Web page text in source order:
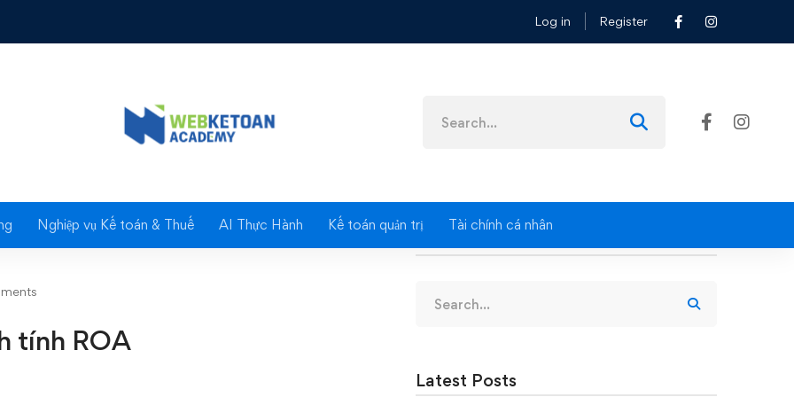
Log in Register
for:
Nghiệp vụ Kế toán & Thuế AI Thực Hành Kế toán quản trị Tài chính cá nhân
ROA
tính ROA
for:
Latest Posts